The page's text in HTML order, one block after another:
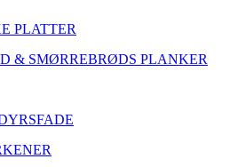
PLATTER
& SMØRREBRØDS PLANKER